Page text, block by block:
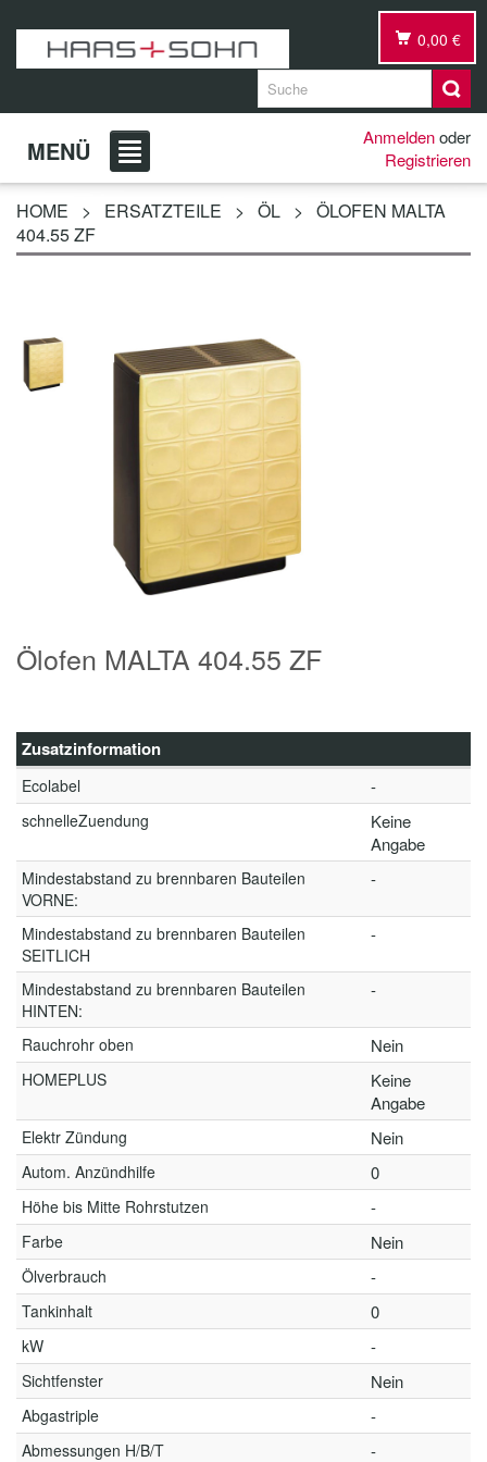
0,00 €
MENÜ Anmeldenoder
Registrieren
HOME > ERSATZTEILE > ÖL >
ÖLOFEN MALTA
404.55 ZF
Ölofen MALTA 404.55 ZF
Zusatzinformation
Ecolabel -
schnelleZuendung
Keine
Angabe
Mindestabstand zu brennbaren Bauteilen
VORNE:
-
Mindestabstand zu brennbaren Bauteilen
SEITLICH
-
Mindestabstand zu brennbaren Bauteilen
HINTEN:
-
Rauchrohr oben Nein
HOMEPLUS
Keine
Angabe
Elektr Zündung Nein
Autom. Anzündhilfe 0
Höhe bis Mitte Rohrstutzen -
Farbe Nein
Ölverbrauch -
Tankinhalt 0
kW -
Sichtfenster Nein
Abgastriple -
Abmessungen H/B/T -